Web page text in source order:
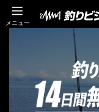
メニュー